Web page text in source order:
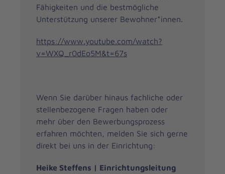
Fähigkeiten und die bestmögliche
Unterstützung unserer Bewohner*innen.
https://www.youtube.com/watch?
v=WXQ_r0dEo5M&t=67s
Wenn Sie darüber hinaus fachliche oder
stellenbezogene Fragen haben oder
mehr über den Bewerbungsprozess
erfahren möchten, melden Sie sich gerne
direkt bei uns in der Einrichtung:
Heike Steffens | Einrichtungsleitung